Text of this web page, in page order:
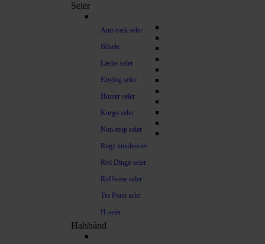
Seler
Anti-træk seler
Bilsele
Læder seler
Ezydog seler
Hunter seler
Kurgo seler
Non-stop seler
Rogz hundeseler
Red Dingo seler
Ruffwear seler
Tre Ponti seler
H-seler
Halsbånd